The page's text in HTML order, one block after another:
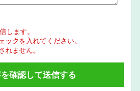
します。
ックを入れてください。
れません。